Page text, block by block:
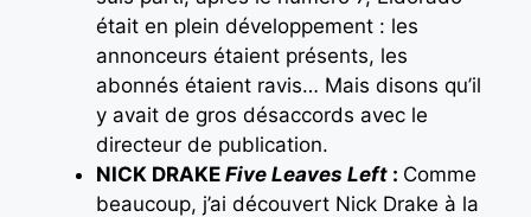
était en plein développement : les
annonceurs étaient présents, les
abonnés étaient ravis… Mais disons qu’il
y avait de gros désaccords avec le
directeur de publication.
NICK DRAKE Five Leaves Left : Comme
beaucoup, j’ai découvert Nick Drake à la